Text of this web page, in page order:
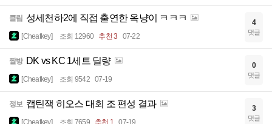
클립 성세천하2에 직접 출연한 옥냥이 ㅋㅋㅋ
[Cheatkey] 조회 12960 추천 3 07-22
4
댓글
짤방 DK vs KC 1세트 딜량
[Cheatkey] 조회 9542 07-19
0
댓글
정보 캡틴잭 히오스 대회 조 편성 결과
[Cheatkey] 조회 7659 추천 1 07-19
3
댓글